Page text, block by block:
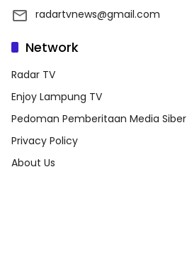
radartvnews@gmail.com
Network
Radar TV
Enjoy Lampung TV
Pedoman Pemberitaan Media Siber
Privacy Policy
About Us